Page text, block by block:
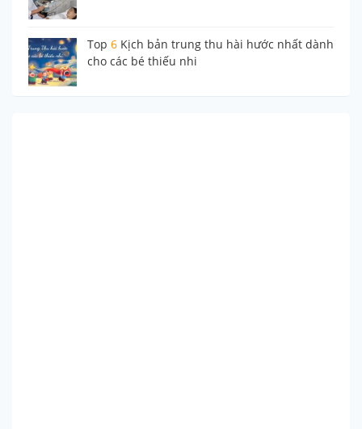
Top 6 Kịch bản trung thu hài hước nhất dành
cho các bé thiếu nhi